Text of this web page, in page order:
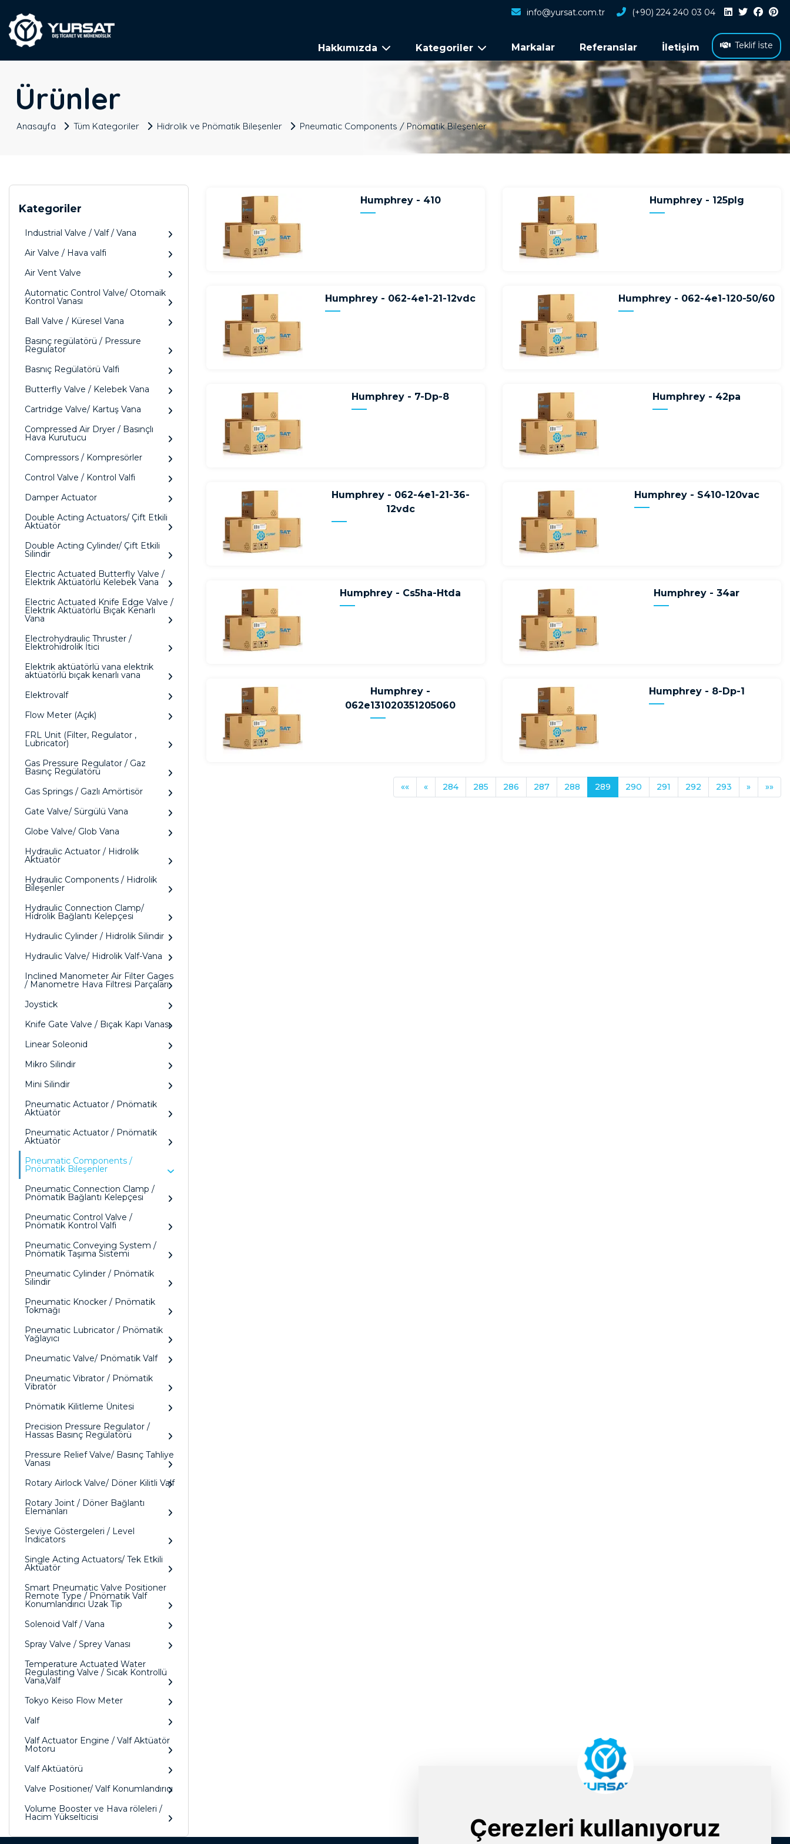
info@yursat.com.tr (+90) 224 240 03 04
Hakkımızda Kategoriler Markalar Referanslar İletişim Teklif İste
Ürünler
Anasayfa Tüm Kategoriler Hidrolik ve Pnömatik Bileşenler Pneumatic Components / Pnömatik Bileşenler
Kategoriler
Industrial Valve / Valf / Vana
Air Valve / Hava valfi
Air Vent Valve
Automatic Control Valve/ Otomaik
Kontrol Vanası
Ball Valve / Küresel Vana
Basınç regülatörü / Pressure
Regulator
Basnıç Regülatörü Valfi
Butterfly Valve / Kelebek Vana
Cartridge Valve/ Kartuş Vana
Compressed Air Dryer / Basınçlı
Hava Kurutucu
Compressors / Kompresörler
Control Valve / Kontrol Valfi
Damper Actuator
Double Acting Actuators/ Çift Etkili
Aktüatör
Double Acting Cylinder/ Çift Etkili
Silindir
Electric Actuated Butterfly Valve /
Elektrik Aktüatörlü Kelebek Vana
Electric Actuated Knife Edge Valve /
Elektrik Aktüatörlü Bıçak Kenarlı
Vana
Electrohydraulic Thruster /
Elektrohidrolik İtici
Elektrik aktüatörlü vana elektrik
aktüatörlü bıçak kenarlı vana
Elektrovalf
Flow Meter (Açık)
FRL Unit (Filter, Regulator ,
Lubricator)
Gas Pressure Regulator / Gaz
Basınç Regülatörü
Gas Springs / Gazlı Amörtisör
Gate Valve/ Sürgülü Vana
Globe Valve/ Glob Vana
Hydraulic Actuator / Hidrolik
Aktüatör
Hydraulic Components / Hidrolik
Bileşenler
Hydraulic Connection Clamp/
Hidrolik Bağlantı Kelepçesi
Hydraulic Cylinder / Hidrolik Silindir
Hydraulic Valve/ Hidrolik Valf-Vana
Inclined Manometer Air Filter Gages
/ Manometre Hava Filtresi Parçaları
Joystick
Knife Gate Valve / Bıçak Kapı Vanası
Linear Soleonid
Mikro Silindir
Mini Silindir
Pneumatic Actuator / Pnömatik
Aktüatör
Pneumatic Actuator / Pnömatik
Aktüatör
Pneumatic Components /
Pnömatik Bileşenler
Pneumatic Connection Clamp /
Pnömatik Bağlantı Kelepçesi
Pneumatic Control Valve /
Pnömatik Kontrol Valfi
Pneumatic Conveying System /
Pnömatik Taşıma Sistemi
Pneumatic Cylinder / Pnömatik
Silindir
Pneumatic Knocker / Pnömatik
Tokmağı
Pneumatic Lubricator / Pnömatik
Yağlayıcı
Pneumatic Valve/ Pnömatik Valf
Pneumatic Vibrator / Pnömatik
Vibratör
Pnömatik Kilitleme Ünitesi
Precision Pressure Regulator /
Hassas Basınç Regülatörü
Pressure Relief Valve/ Basınç Tahliye
Vanası
Rotary Airlock Valve/ Döner Kilitli Valf
Rotary Joint / Döner Bağlantı
Elemanları
Seviye Göstergeleri / Level
Indicators
Single Acting Actuators/ Tek Etkili
Aktüatör
Smart Pneumatic Valve Positioner
Remote Type / Pnömatik Valf
Konumlandırıcı Uzak Tip
Solenoid Valf / Vana
Spray Valve / Sprey Vanası
Temperature Actuated Water
Regulasting Valve / Sıcak Kontrollü
Vana,Valf
Tokyo Keiso Flow Meter
Valf
Valf Actuator Engine / Valf Aktüatör
Motoru
Valf Aktüatörü
Valve Positioner/ Valf Konumlandırıcı
Volume Booster ve Hava röleleri /
Hacim Yükselticisi
Humphrey - 410 Humphrey - 125plg
Humphrey - 062-4e1-21-12vdc Humphrey - 062-4e1-120-50/60
Humphrey - 7-Dp-8 Humphrey - 42pa
Humphrey - 062-4e1-21-36-
12vdc
Humphrey - S410-120vac
Humphrey - Cs5ha-Htda Humphrey - 34ar
Humphrey -
062e131020351205060
Humphrey - 8-Dp-1
«« « 284 285 286 287 288 289 290 291 292 293 » »»